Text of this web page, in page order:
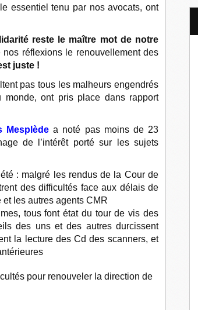
essentiel tenu par nos avocats, ont
reste le maître mot de notre
réflexions le renouvellement des
juste !
pas tous les malheurs engendrés
ont pris place dans rapport
Mesplède a noté pas moins de 23
de l’intérêt porté sur les sujets
: malgré les rendus de la Cour de
des difficultés face aux délais de
et les autres agents CMR
tous font état du tour de vis des
des uns et des autres durcissent
la lecture des Cd des scanners, et
pour renouveler la direction de